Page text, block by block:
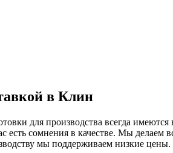
в Клин
для производства всегда
сомнения в качестве. Мы делаем
мы поддерживаем низкие цены.